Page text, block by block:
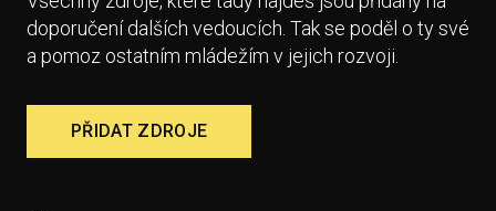
doporučení dalších vedoucích. Tak se poděl o ty své
a pomoz ostatním mládežím v jejich rozvoji.
PŘIDAT ZDROJE